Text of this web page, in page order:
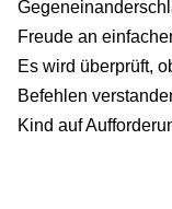
Freude an
Es wird überprüft,
Befehlen
Kind auf